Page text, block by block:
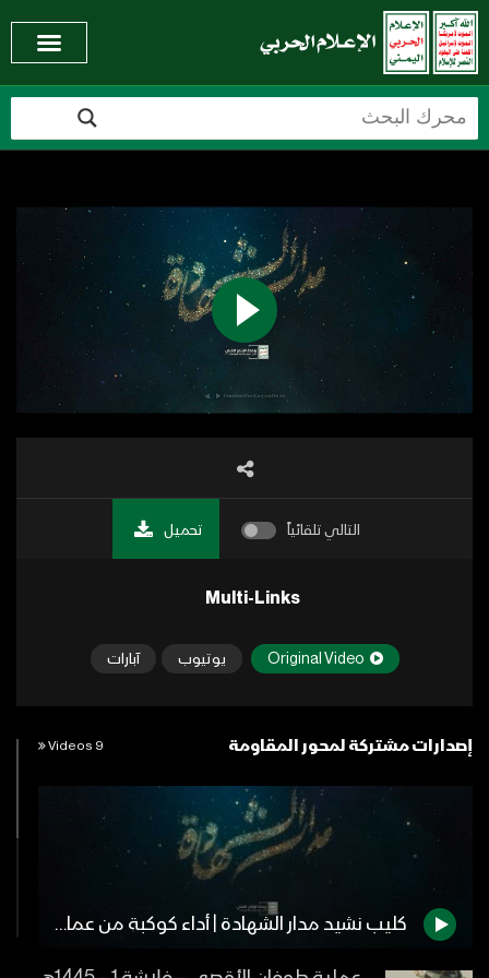
التالي تلقائياً تحميل
Multi-Links
Original Video يوتيوب آبارات
إصدارات مشتركة لمحور المقاومة 9 Videos
كليب نشيد مدار الشهادة | أداء كوكبة من عمالقة الإنشاد – 1442هـ